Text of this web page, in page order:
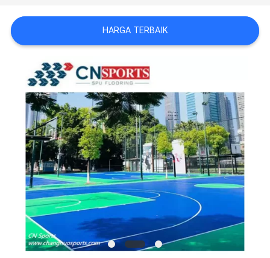
HARGA TERBAIK